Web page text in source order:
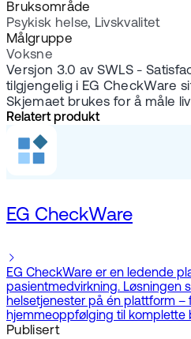
Bruksområde
Psykisk helse, Livskvalitet
Målgruppe
Voksne
Versjon 3.0 av SWLS -
tilgjengelig i EG CheckWare
Skjemaet brukes for å måle
Relatert produkt
EG CheckWare
EG CheckWare er en ledende
pasientmedvirkning. Løsningen
helsetjenester på én plattform –
hjemmeoppfølging til komplette
Publisert